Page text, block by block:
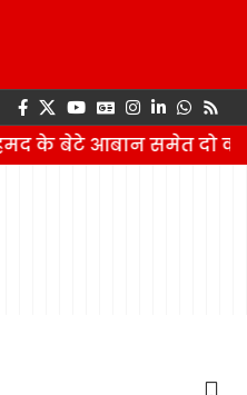
के बेटे आबान समेत दो की